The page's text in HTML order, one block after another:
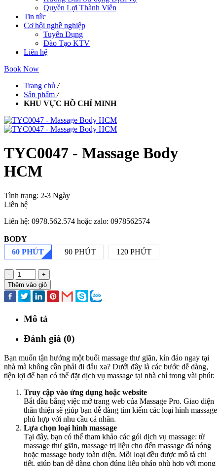
Quyền Lợi Thành Viên
Tin tức
Cơ hội nghề nghiệp
Tuyển Dụng
Đào Tạo KTV
Liên hệ
Book Now
Trang chủ /
Sản phẩm /
KHU VỰC HỒ CHÍ MINH
TYC0047 - Massage Body
HCM
Tình trạng: 2-3 Ngày
Liên hệ
Liên hệ: 0978.562.574 hoặc zalo: 0978562574
BODY
60 PHÚT
90 PHÚT 120 PHÚT
-
+
Thêm vào giỏ
Mô tả
Đánh giá (0)
Bạn muốn tận hưởng một buổi massage thư giãn, kín đáo ngay tại
nhà mà không cần phải đi đâu xa? Dưới đây là các bước dễ dàng,
tiện lợi để bạn có thể đặt dịch vụ massage tại nhà chỉ trong vài phút:
Truy cập vào ứng dụng hoặc website
Bắt đầu bằng việc mở trang web của Massage Pro. Giao diện
thân thiện sẽ giúp bạn dễ dàng tìm kiếm các loại hình massage
phù hợp với nhu cầu cá nhân.
Lựa chọn loại hình massage
Tại đây, bạn có thể tham khảo các gói dịch vụ massage: từ
massage thư giãn, massage trị liệu cho đến massage đá nóng
hoặc massage body toàn diện. Mỗi loại đều được mô tả chi
tiết, giúp bạn dễ dàng chọn đúng liệu pháp phù hợp với mong